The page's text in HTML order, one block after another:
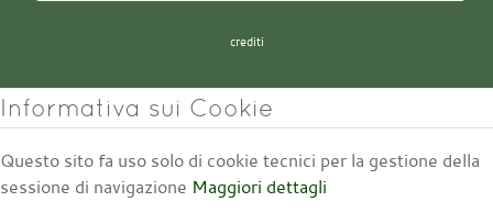
crediti
Informativa sui Cookie
Questo sito fa uso solo di cookie tecnici per la gestione della
sessione di navigazione Maggiori dettagli